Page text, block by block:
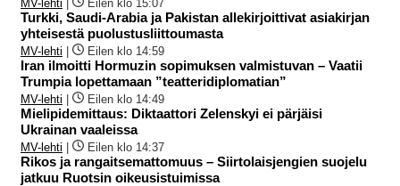
MV-lehti | Eilen klo 15:07
Turkki, Saudi-Arabia ja Pakistan allekirjoittivat asiakirjan
yhteisestä puolustusliittoumasta
MV-lehti | Eilen klo 14:59
Iran ilmoitti Hormuzin sopimuksen valmistuvan – Vaatii
Trumpia lopettamaan ”teatteridiplomatian”
MV-lehti | Eilen klo 14:49
Mielipidemittaus: Diktaattori Zelenskyi ei pärjäisi
Ukrainan vaaleissa
MV-lehti | Eilen klo 14:37
Rikos ja rangaitsemattomuus – Siirtolaisjengien suojelu
jatkuu Ruotsin oikeusistuimissa